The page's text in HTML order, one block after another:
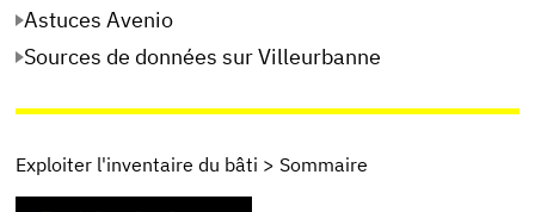
Astuces Avenio
Sources de données sur Villeurbanne
Exploiter l'inventaire du bâti > Sommaire